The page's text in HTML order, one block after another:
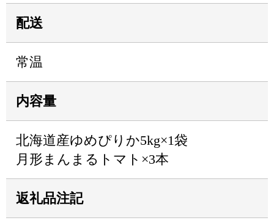
配送
常温
内容量
北海道産ゆめぴりか5kg×1袋
月形まんまるトマト×3本
返礼品注記